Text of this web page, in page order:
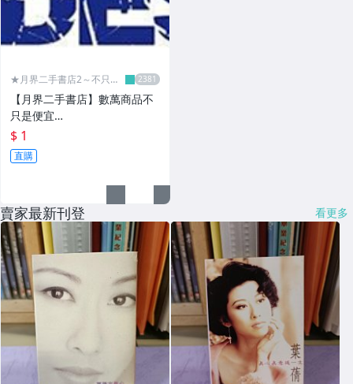
★月界二手書店2～不只是
【月界二手書店】數萬商品不
只是便宜…
$ 1
直購
賣家最新刊登 看更多